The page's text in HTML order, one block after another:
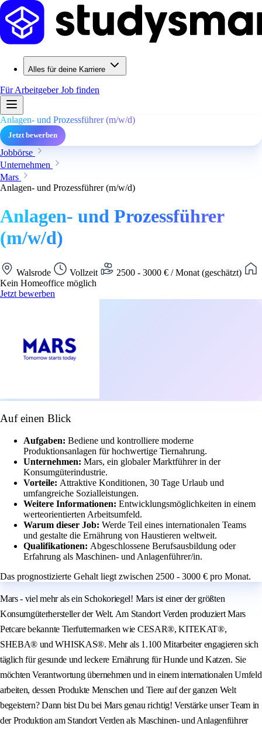
Alles für deine Karriere
Für ArbeitgeberJob finden
Anlagen- und Prozessführer (m/w/d)
Jetzt bewerben
Jobbörse
Unternehmen
Mars
Anlagen- und Prozessführer (m/w/d)
Anlagen- und Prozessführer
(m/w/d)
Walsrode Vollzeit
2500 - 3000 € / Monat (geschätzt)
Kein Homeoffice möglich
Jetzt bewerben
Auf einen Blick
Aufgaben: Bediene und kontrolliere moderne
Produktionsanlagen für hochwertige Tiernahrung.
Unternehmen: Mars, ein globaler Marktführer in der
Konsumgüterindustrie.
Vorteile: Attraktive Konditionen, 30 Tage Urlaub und
umfangreiche Sozialleistungen.
Weitere Informationen: Entwicklungsmöglichkeiten in einem
werteorientierten Arbeitsumfeld.
Warum dieser Job: Werde Teil eines internationalen Teams
und gestalte die Ernährung von Haustieren weltweit.
Qualifikationen: Abgeschlossene Berufsausbildung oder
Erfahrung als Maschinen- und Anlagenführer/in.
Das prognostizierte Gehalt liegt zwischen 2500 - 3000 € pro Monat.
Mars - viel mehr als ein Schokoriegel! Mars ist einer der größten
Konsumgüterhersteller der Welt. Am Standort Verden produziert Mars
Petcare bekannte Tierfuttermarken wie CESAR®, KITEKAT®,
SHEBA® und WHISKAS®. Mehr als 1.100 Mitarbeiter engagieren sich
täglich für gesunde und leckere Ernährung für Hunde und Katzen. Sie
möchten Verantwortung übernehmen und in einem internationalen Umfeld
arbeiten, dessen Produkte Menschen und Tiere auf der ganzen Welt
begeistern? Dann bist Du bei Mars genau richtig! Verstärke unser Team in
der Produktion am Standort Verden als Maschinen- und Anlagenführer